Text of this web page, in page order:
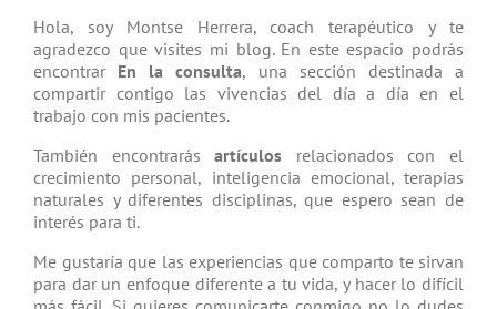
Hola, soy Montse Herrera, coach tera­péutico y te
agradezco que visites mi blog. En este espacio podrás
encontrar En la consulta, una sección destinada a
compartir contigo las vivencias del día a día en el
trabajo con mis pacientes.
También encontrarásartículos relacio­nados con el
crecimiento personal, inteligencia emocional, terapias
natu­rales y diferentes disciplinas, que espero sean de
interés para ti.
Me gustaría que las experiencias que comparto te sirvan
para dar un enfoque diferente a tu vida, y hacer lo difícil